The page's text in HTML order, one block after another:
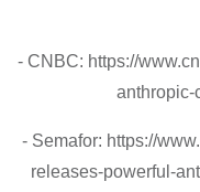
- CNBC: https://
anthropic-
- Semafor: https://
releases-powerful-